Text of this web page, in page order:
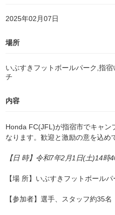
2025年02月07日
場所
いぶすきフットボールパーク,指
チ
内容
Honda FC(JFL)が指宿市でキャン
なります。歓迎と激励の意を込め
【日 時】令和7年2月1 日(土)14時
【場 所】いぶすきフットボール
【参加者】選手、スタッフ約35名